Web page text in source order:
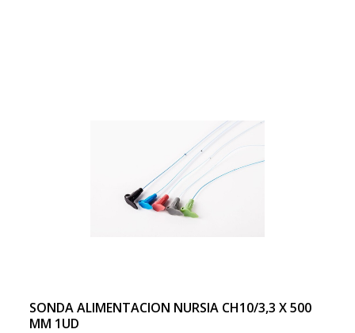
SONDA ALIMENTACION NURSIA CH10/3,3 X 500
MM 1UD